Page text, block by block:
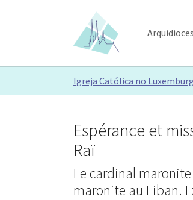
Igreja Católica no
Espérance et
Raï
Le cardinal
maronite au Liban.